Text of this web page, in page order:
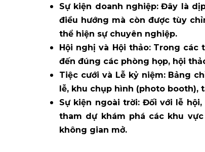
Sự kiện doanh nghiệp: Đây là
điều hướng mà còn được tùy
thể hiện sự chuyên nghiệp.
Hội nghị và Hội thảo: Trong các
đến đúng các phòng họp, hội
Tiệc cưới và Lễ kỷ niệm: Bảng
lễ, khu chụp hình (photo booth),
Sự kiện ngoài trời: Đối với lễ
tham dự khám phá các khu
không gian mở.